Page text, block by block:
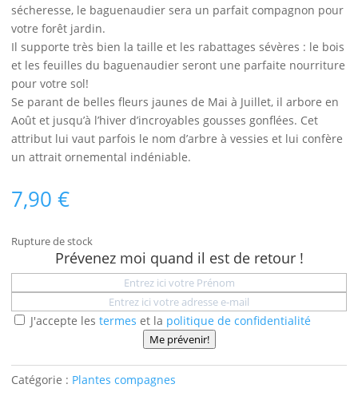
sécheresse, le baguenaudier sera un parfait compagnon pour
votre forêt jardin.
Il supporte très bien la taille et les rabattages sévères : le bois
et les feuilles du baguenaudier seront une parfaite nourriture
pour votre sol!
Se parant de belles fleurs jaunes de Mai à Juillet, il arbore en
Août et jusqu’à l’hiver d’incroyables gousses gonflées. Cet
attribut lui vaut parfois le nom d’arbre à vessies et lui confère
un attrait ornemental indéniable.
7,90€
Rupture de stock
Prévenez moi quand il est de retour !
J'accepte lestermes et la politique de confidentialité
Me prévenir!
Catégorie : Plantes compagnes